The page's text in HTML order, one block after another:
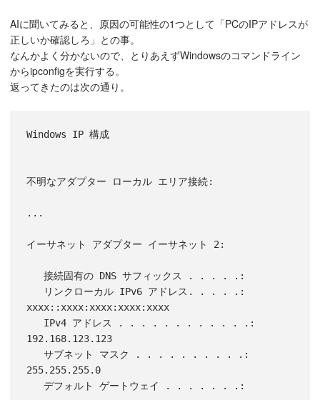
AIに聞いてみると、原因の可能性の1つとして「PCのIPアドレスが
正しいか確認しろ」との事。
なんかよく分かないので、とりあえずWindowsのコマンドライン
からipconfigを実行する。
返ってきたのは次の通り。
Windows IP 構成
不明なアダプター ローカル エリア接続:
...
イーサネット アダプター イーサネット 2:
xxxx::xxxx:xxxx:xxxx:xxxx
192.168.123.123
255.255.255.0